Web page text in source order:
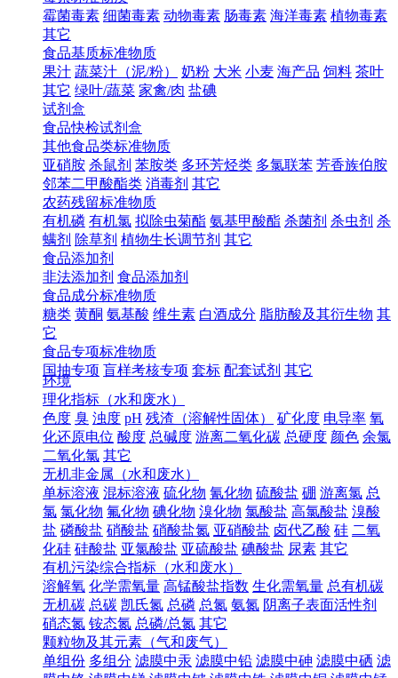
霉菌毒素 细菌毒素 动物毒素 肠毒素 海洋毒素 植物毒素
其它
食品基质标准物质
果汁 蔬菜汁（泥/粉） 奶粉 大米 小麦 海产品 饲料 茶叶
其它 绿叶/蔬菜 家禽/肉 盐碘
试剂盒
食品快检试剂盒
其他食品类标准物质
亚硝胺 杀鼠剂 苯胺类 多环芳烃类 多氯联苯 芳香族伯胺
邻苯二甲酸酯类 消毒剂 其它
农药残留标准物质
有机磷 有机氯 拟除虫菊酯 氨基甲酸酯 杀菌剂 杀虫剂 杀
螨剂 除草剂 植物生长调节剂 其它
食品添加剂
非法添加剂 食品添加剂
食品成分标准物质
糖类 黄酮 氨基酸 维生素 白酒成分 脂肪酸及其衍生物 其
它
食品专项标准物质
国抽专项 盲样考核专项 套标 配套试剂 其它
环境
理化指标（水和废水）
色度 臭 浊度 pH 残渣（溶解性固体） 矿化度 电导率 氧
化还原电位 酸度 总碱度 游离二氧化碳 总硬度 颜色 余氯
二氧化氯 其它
无机非金属（水和废水）
单标溶液 混标溶液 硫化物 氰化物 硫酸盐 硼 游离氯 总
氯 氯化物 氟化物 碘化物 溴化物 氯酸盐 高氯酸盐 溴酸
盐 磷酸盐 硝酸盐 硝酸盐氮 亚硝酸盐 卤代乙酸 硅 二氧
化硅 硅酸盐 亚氯酸盐 亚硫酸盐 碘酸盐 尿素 其它
有机污染综合指标（水和废水）
溶解氧 化学需氧量 高锰酸盐指数 生化需氧量 总有机碳
无机碳 总碳 凯氏氮 总磷 总氮 氨氮 阴离子表面活性剂
硝态氮 铵态氮 总磷/总氮 其它
颗粒物及其元素（气和废气）
单组份 多组分 滤膜中汞 滤膜中铅 滤膜中砷 滤膜中硒 滤